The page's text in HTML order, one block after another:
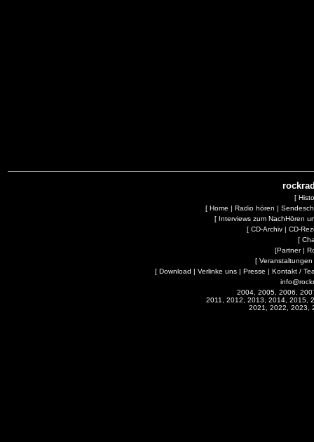
[
[ Home | Radio hören |
[ Interviews zum NachHören
[ CD-Archiv| CD-
[
[Partner|
[ Veranstaltungen
[ Download | Verlinke uns | Presse | Kontakt /
2004, 2005, 2006,
2011, 2012, 2013, 2014, 2015,
2021, 2022, 2023,